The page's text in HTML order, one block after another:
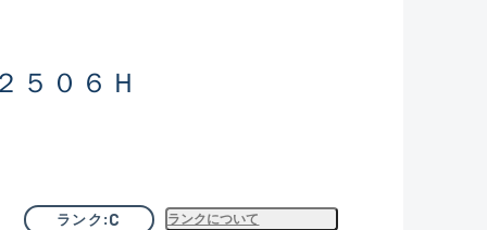
５０６Ｈ
ランク C ランクについて